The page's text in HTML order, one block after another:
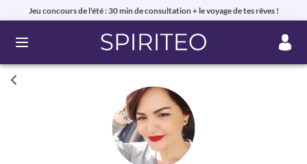
Jeu concours de l'été : 30 min de consultation + le voyage de tes rêves !
Ouvrir le menu